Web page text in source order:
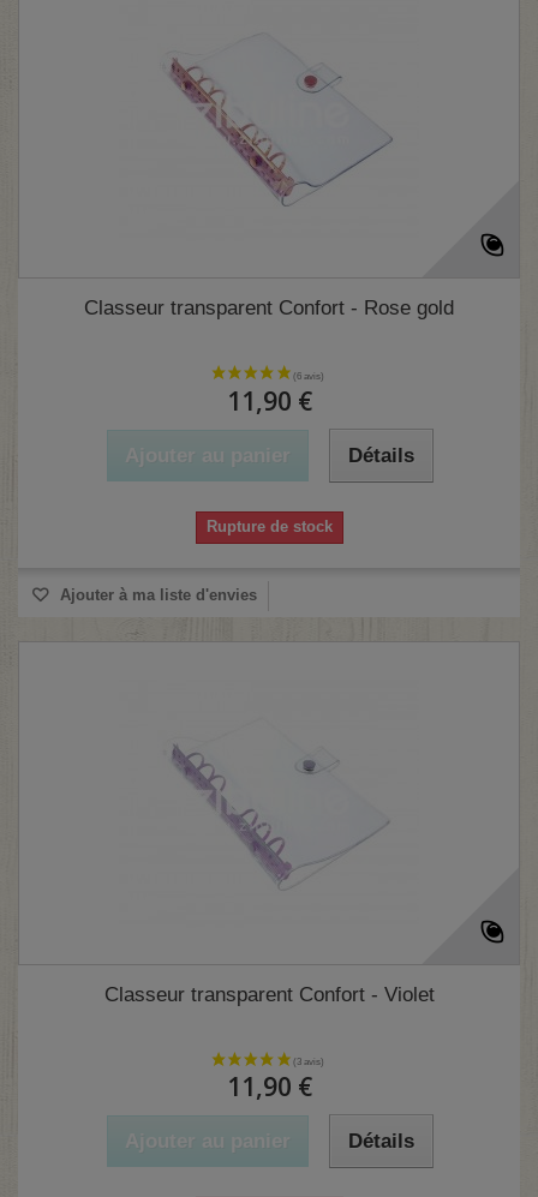
Classeur transparent Confort - Rose gold
11,90 €
Ajouter au panier Détails
Rupture de stock
Ajouter à ma liste d'envies
Classeur transparent Confort - Violet
11,90 €
Ajouter au panier Détails